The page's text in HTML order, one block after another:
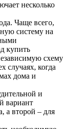
несколько
Чаще всего,
систему на
купить
схему
случаях, когда
дома и
и
вариант
а второй – для